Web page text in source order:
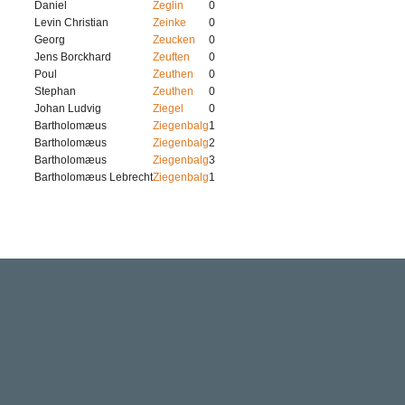
Daniel
Zeglin
0
Levin Christian
Zeinke
0
Georg
Zeucken
0
Jens Borckhard
Zeuften
0
Poul
Zeuthen
0
Stephan
Zeuthen
0
Johan Ludvig
Ziegel
0
Bartholomæus
Ziegenbalg1
Bartholomæus
Ziegenbalg2
Bartholomæus
Ziegenbalg3
Bartholomæus LebrechtZiegenbalg1